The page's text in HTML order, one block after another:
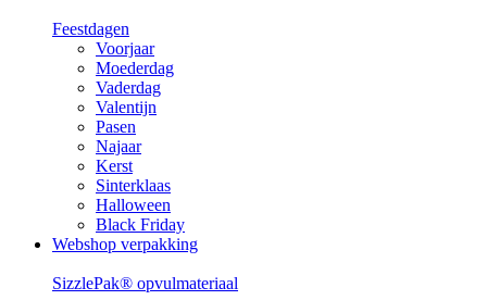
Feestdagen
Voorjaar
Moederdag
Vaderdag
Valentijn
Pasen
Najaar
Kerst
Sinterklaas
Halloween
Black Friday
Webshop verpakking
SizzlePak® opvulmateriaal